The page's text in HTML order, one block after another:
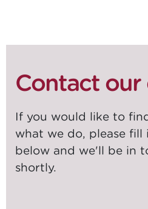
Contact our
If you would like to
what we do, please fill
below and we'll be in
shortly.